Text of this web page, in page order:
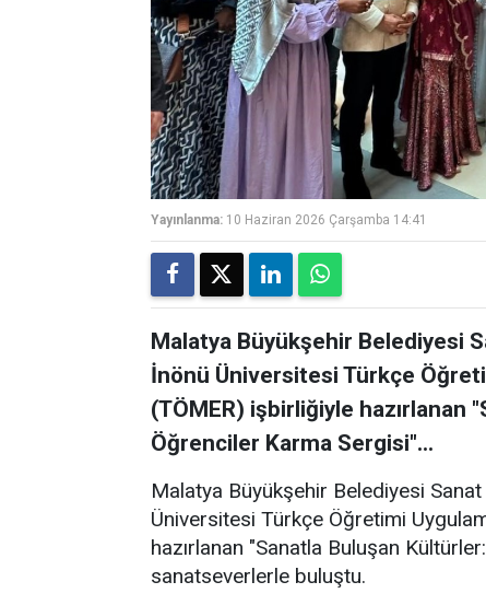
Yayınlanma: 10 Haziran 2026 Çarşamba 14:41
Malatya Büyükşehir Belediyesi
İnönü Üniversitesi Türkçe
(TÖMER) işbirliğiyle hazırlanan
Öğrenciler Karma Sergisi"...
Malatya Büyükşehir Belediyesi
Üniversitesi Türkçe Öğretimi
hazırlanan "Sanatla Buluşan
sanatseverlerle buluştu.